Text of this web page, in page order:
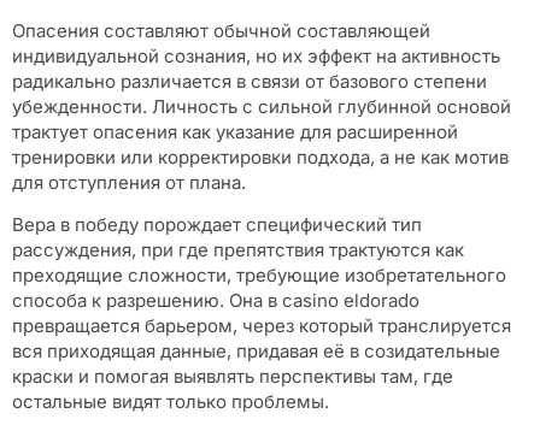
Опасения составляют обычной составляющей
индивидуальной сознания, но их эффект на активность
радикально различается в связи от базового степени
убежденности. Личность с сильной глубинной основой
трактует опасения как указание для расширенной
тренировки или корректировки подхода, а не как мотив
для отступления от плана.
Вера в победу порождает специфический тип
рассуждения, при где препятствия трактуются как
преходящие сложности, требующие изобретательного
способа к разрешению. Она в casino eldorado
превращается барьером, через который транслируется
вся приходящая данные, придавая её в созидательные
краски и помогая выявлять перспективы там, где
остальные видят только проблемы.